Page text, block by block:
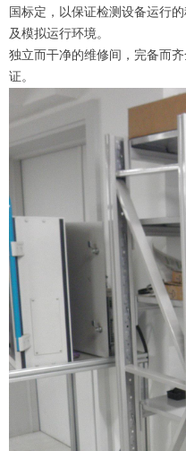
国标定，以保证检测设备运行
及模拟运行环境。
独立而干净的维修间，完备而
证。